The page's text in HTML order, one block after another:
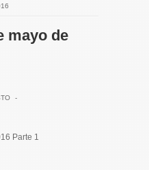
mayo de
-
Parte 1